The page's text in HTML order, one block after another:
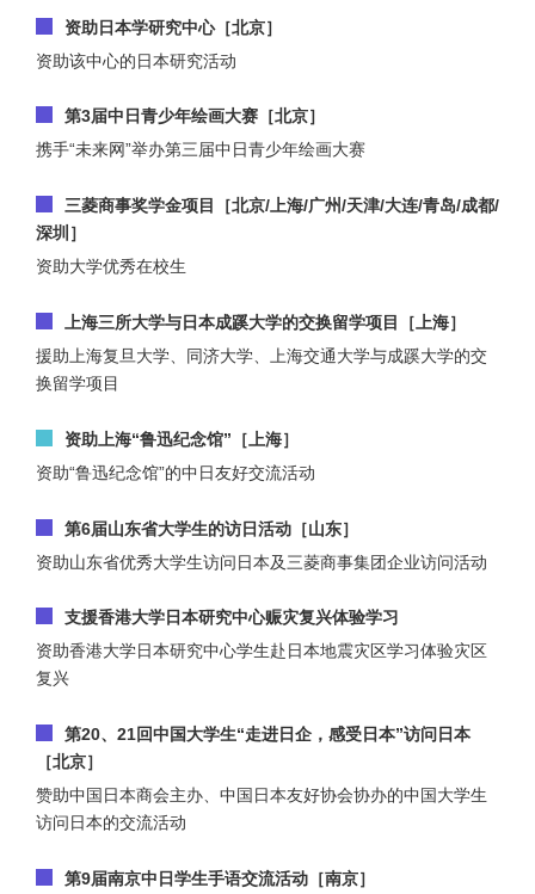
资助日本学研究中心［北京］
资助该中心的日本研究活动
第3届中日青少年绘画大赛［北京］
携手“未来网”举办第三届中日青少年绘画大赛
三菱商事奖学金项目［北京/上海/广州/天津/大连/青岛/成都/
深圳］
资助大学优秀在校生
上海三所大学与日本成蹊大学的交换留学项目［上海］
援助上海复旦大学、同济大学、上海交通大学与成蹊大学的交
换留学项目
资助上海“鲁迅纪念馆”［上海］
资助“鲁迅纪念馆”的中日友好交流活动
第6届山东省大学生的访日活动［山东］
资助山东省优秀大学生访问日本及三菱商事集团企业访问活动
支援香港大学日本研究中心赈灾复兴体验学习
资助香港大学日本研究中心学生赴日本地震灾区学习体验灾区
复兴
第20、21回中国大学生“走进日企，感受日本”访问日本
［北京］
赞助中国日本商会主办、中国日本友好协会协办的中国大学生
访问日本的交流活动
第9届南京中日学生手语交流活动［南京］